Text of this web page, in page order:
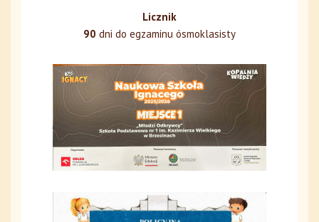
Licznik
90 dni do egzaminu ósmoklasisty